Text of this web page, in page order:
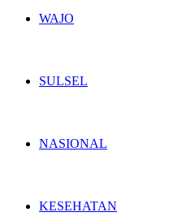
WAJO
SULSEL
NASIONAL
KESEHATAN